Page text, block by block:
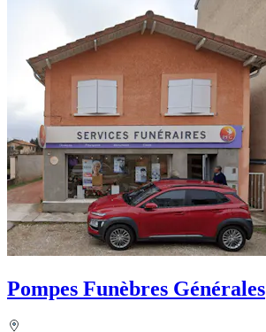
Pompes Funèbres Générales